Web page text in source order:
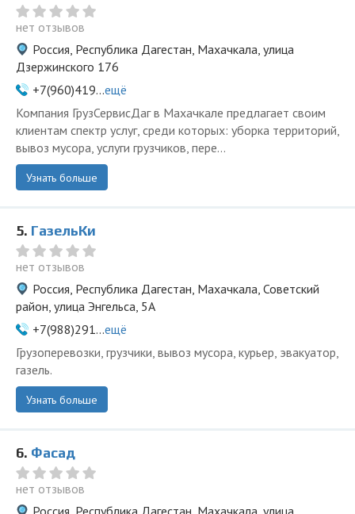
нет отзывов
Россия, Республика Дагестан, Махачкала, улица
Дзержинского 176
+7(960)419...ещё
Компания ГрузСервисДаг в Махачкале предлагает своим
клиентам спектр услуг, среди которых: уборка территорий,
вывоз мусора, услуги грузчиков, пере...
Узнать больше
5. ГазельКи
нет отзывов
Россия, Республика Дагестан, Махачкала, Советский
район, улица Энгельса, 5А
+7(988)291...ещё
Грузоперевозки, грузчики, вывоз мусора, курьер, эвакуатор,
газель.
Узнать больше
6. Фасад
нет отзывов
Россия, Республика Дагестан, Махачкала, улица